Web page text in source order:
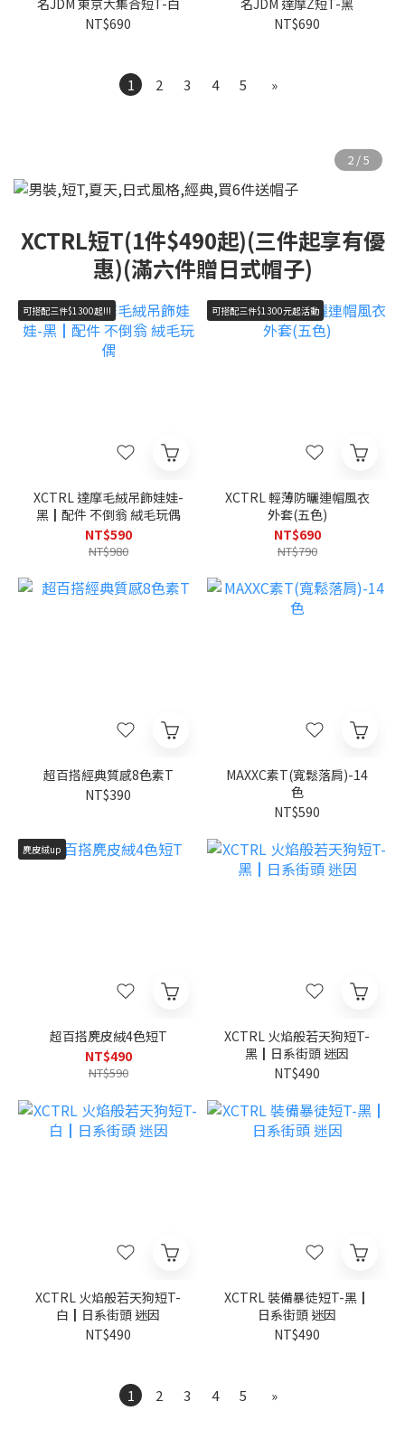
名JDM 東京大集合短T-白
NT$690
名JDM 達摩Z短T-黑
NT$690
1 2 3 4 5 »
XCTRL短T(1件$490起)(三件起享有優
惠)(滿六件贈日式帽子)
可搭配三件$1300起!!!
XCTRL 達摩毛絨吊飾娃娃-
黑┃配件 不倒翁 絨毛玩偶
NT$590
NT$980
可搭配三件$1300元起活動
XCTRL 輕薄防曬連帽風衣
外套(五色)
NT$690
NT$790
超百搭經典質感8色素T
NT$390
MAXXC素T(寬鬆落肩)-14
色
NT$590
麂皮絨up
超百搭麂皮絨4色短T
NT$490
NT$590
XCTRL 火焰般若天狗短T-
黑┃日系街頭 迷因
NT$490
XCTRL 火焰般若天狗短T-
白┃日系街頭 迷因
NT$490
XCTRL 裝備暴徒短T-黑┃
日系街頭 迷因
NT$490
1 2 3 4 5 »